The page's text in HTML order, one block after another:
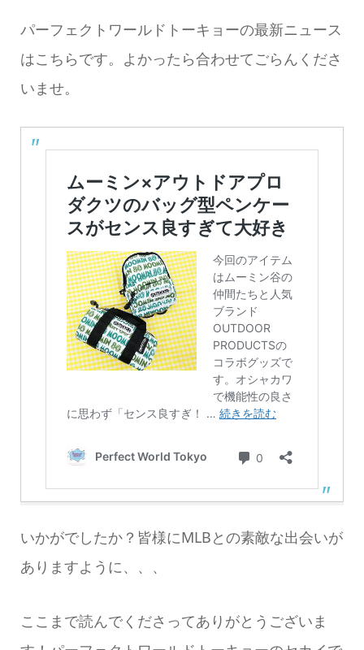
パーフェクトワールドトーキョーの最新ニュース
はこちらです。よかったら合わせてごらんくださ
いませ。
いかがでしたか？皆様にMLBとの素敵な出会いが
ありますように、、、
ここまで読んでくださってありがとうございま